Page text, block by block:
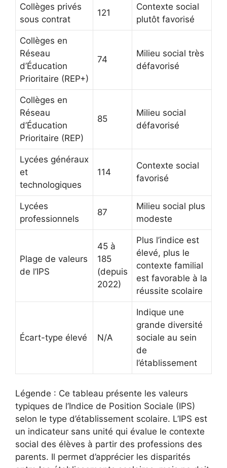
Collèges privés
sous contrat
121
Contexte social
plutôt favorisé
Collèges en
Réseau
d’Éducation
Prioritaire (REP+)
74
Milieu social très
défavorisé
Collèges en
Réseau
d’Éducation
Prioritaire (REP)
85
Milieu social
défavorisé
Lycées généraux
et
technologiques
114
Contexte social
favorisé
Lycées
professionnels
87
Milieu social plus
modeste
Plage de valeurs
de l’IPS
45 à
185
(depuis
2022)
Plus l’indice est
élevé, plus le
contexte familial
est favorable à la
réussite scolaire
Écart-type élevé N/A
Indique une
grande diversité
sociale au sein
de
l’établissement
Légende : Ce tableau présente les valeurs
typiques de l’Indice de Position Sociale (IPS)
selon le type d’établissement scolaire. L’IPS est
un indicateur sans unité qui évalue le contexte
social des élèves à partir des professions des
parents. Il permet d’apprécier les disparités